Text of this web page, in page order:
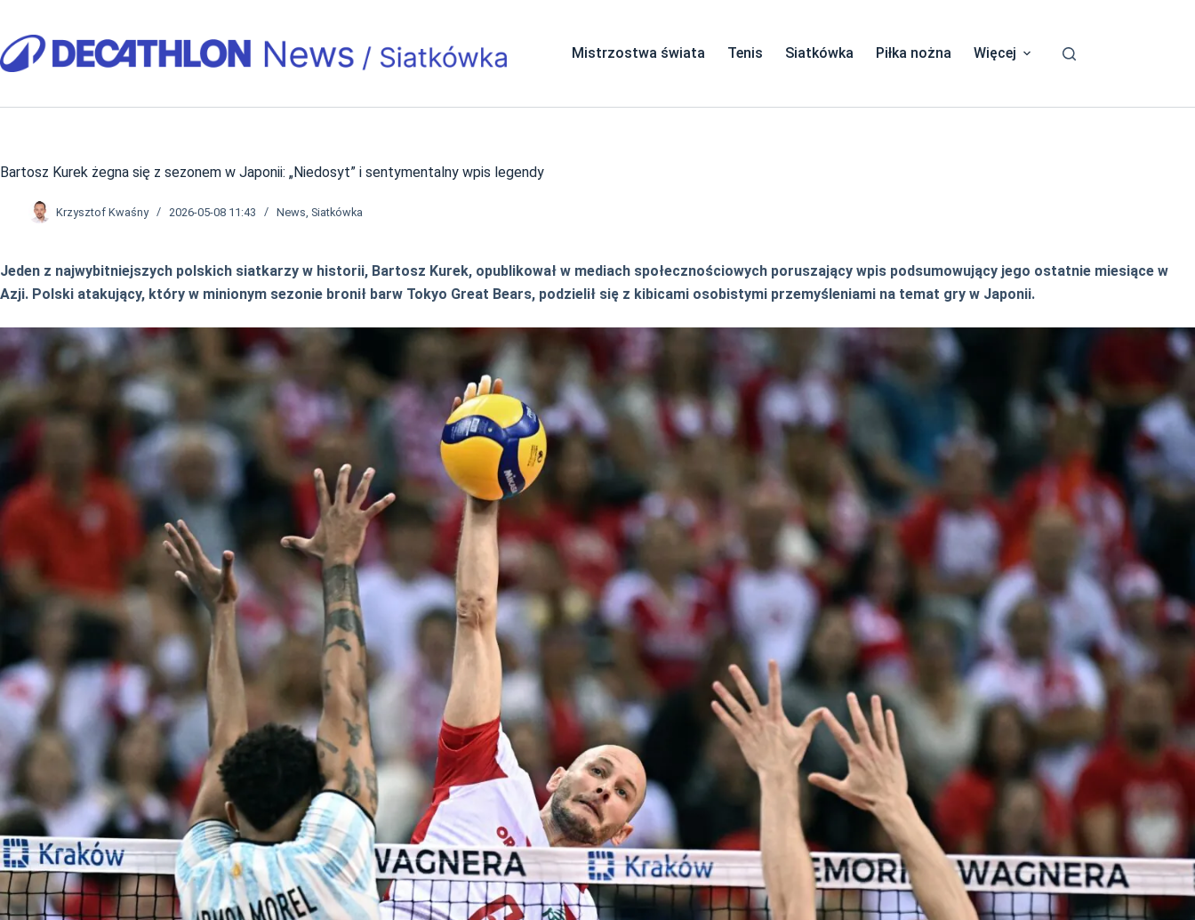
treści
Mistrzostwa świata Tenis Siatkówka Piłka nożna Więcej
Bartosz Kurek żegna się z sezonem w Japonii: „Niedosyt” i sentymentalny wpis legendy
Krzysztof Kwaśny 2026-05-08 11:43 News Siatkówka
Jeden z najwybitniejszych polskich siatkarzy w historii, Bartosz Kurek, opublikował w mediach społecznościowych poruszający wpis podsumowujący jego ostatnie miesiące w
Azji. Polski atakujący, który w minionym sezonie bronił barw Tokyo Great Bears, podzielił się z kibicami osobistymi przemyśleniami na temat gry w Japonii.